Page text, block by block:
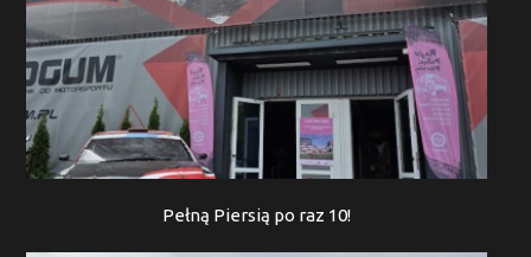
Pełną Piersią po raz 10!